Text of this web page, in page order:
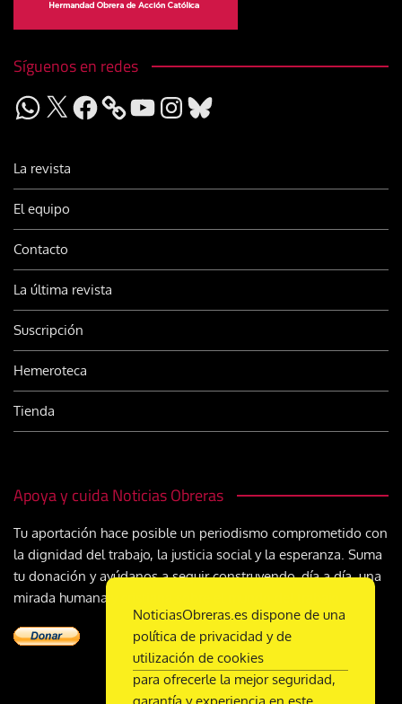
Síguenos en redes
WhatsApp
X Facebook YouTubeInstagram
Bluesky
La revista
El equipo
Contacto
La última revista
Suscripción
Hemeroteca
Tienda
Apoya y cuida Noticias Obreras
Tu aportación hace posible un periodismo comprometido con
la dignidad del trabajo, la justicia social y la esperanza. Suma
tu donación y ayúdanos a seguir construyendo, día a día, una
mirada humana y cristiana sobre el mundo del trabajo
NoticiasObreras.es dispone de una
política de privacidad y de
utilización de cookies
para ofrecerle la mejor seguridad,